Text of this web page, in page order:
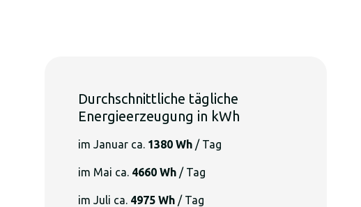
Durchschnittliche tägliche
Energieerzeugung in kWh
im Januar ca. 1380 Wh / Tag
im Mai ca. 4660 Wh / Tag
im Juli ca. 4975 Wh / Tag